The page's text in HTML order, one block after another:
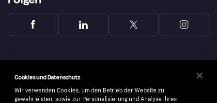
Cookies und Datenschutz
Wir verwenden Cookies, um den Betrieb der Website zu
gewährleisten, sowie zur Personalisierung und Analyse Ihres